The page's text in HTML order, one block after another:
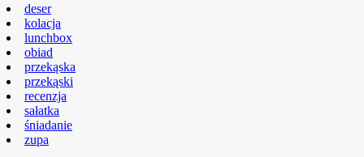
deser
kolacja
lunchbox
obiad
przekąska
przekąski
recenzja
sałatka
śniadanie
zupa